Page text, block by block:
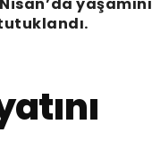
yaşamını